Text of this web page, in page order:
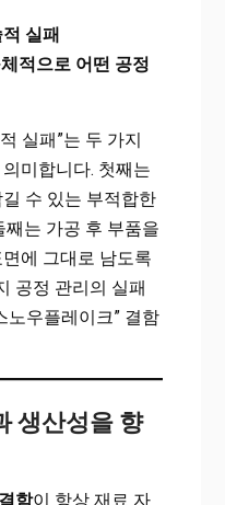
실패
적으로 어떤 공정
실패”는 두 가지
미합니다. 첫째는
수 있는 부적합한
는 가공 후 부품을
에 그대로 남도록
공정 관리의 실패
노우플레이크” 결함
생산성을 향
함이 항상 재료 자